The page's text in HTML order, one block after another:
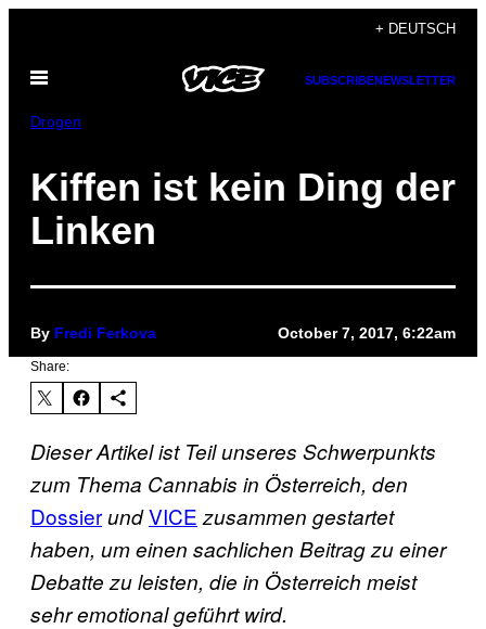
content
+ DEUTSCH
Open
SUBSCRIBENEWSLETTER
Drogen
Kiffen ist kein Ding der
Linken
By Fredi Ferkova October 7, 2017, 6:22am
Share:
Dieser Artikel ist Teil unseres Schwerpunkts
zum Thema Cannabis in Österreich, den
DossierundVICE zusammen gestartet
haben, um einen sachlichen Beitrag zu einer
Debatte zu leisten, die in Österreich meist
sehr emotional geführt wird.